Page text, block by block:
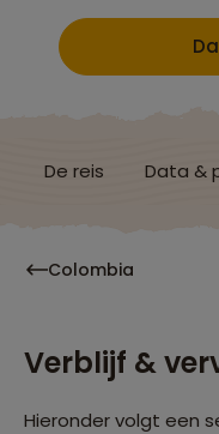
De reis Data &
Colombia
Verblijf &
Hieronder volgt een